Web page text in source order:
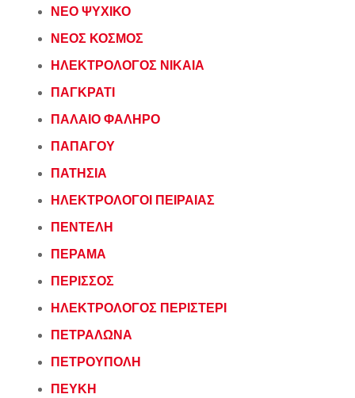
ΝΕΟ ΨΥΧΙΚΟ
ΝΕΟΣ ΚΟΣΜΟΣ
ΗΛΕΚΤΡΟΛΟΓΟΣ ΝΙΚΑΙΑ
ΠΑΓΚΡΑΤΙ
ΠΑΛΑΙΟ ΦΑΛΗΡΟ
ΠΑΠΑΓΟΥ
ΠΑΤΗΣΙΑ
ΗΛΕΚΤΡΟΛΟΓΟΙ ΠΕΙΡΑΙΑΣ
ΠΕΝΤΕΛΗ
ΠΕΡΑΜΑ
ΠΕΡΙΣΣΟΣ
ΗΛΕΚΤΡΟΛΟΓΟΣ ΠΕΡΙΣΤΕΡΙ
ΠΕΤΡΑΛΩΝΑ
ΠΕΤΡΟΥΠΟΛΗ
ΠΕΥΚΗ